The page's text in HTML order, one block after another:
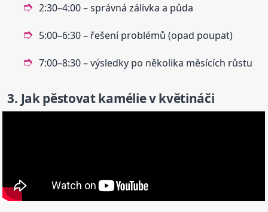
2:30–4:00 – správná zálivka a půda
5:00–6:30 – řešení problémů (opad poupat)
7:00–8:30 – výsledky po několika měsících růstu
3. Jak pěstovat kamélie v květináči